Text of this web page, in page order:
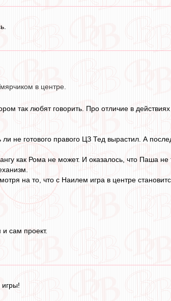
в центре.
так любят говорить. Про отличие в
ли не готового правого ЦЗ Тед вырастил. А
как Рома не может. И оказалось, что Паша не
на то, что с Наилем игра в центре
сам проект.